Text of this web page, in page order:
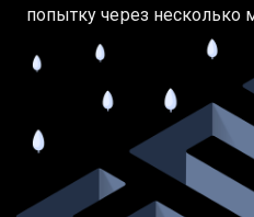
попытку через несколько